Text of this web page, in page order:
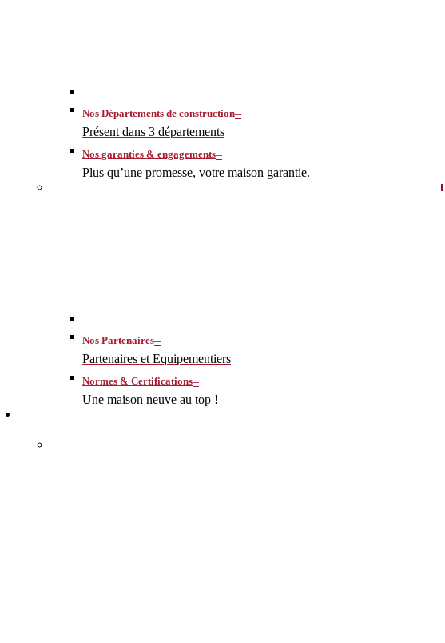
Nos Départements de construction–
Présent dans 3 départements
Nos garanties & engagements–
Plus qu’une promesse, votre maison garantie.
Nos Partenaires–
Partenaires et Equipementiers
Normes & Certifications–
Une maison neuve au top !